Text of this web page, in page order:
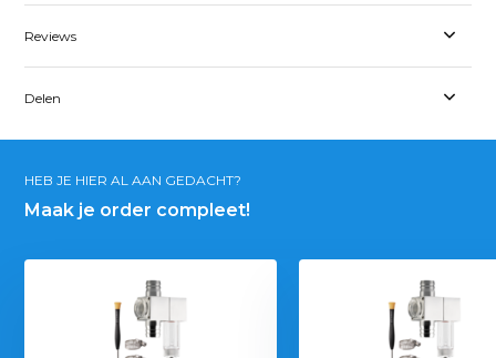
Reviews
Delen
HEB JE HIER AL AAN GEDACHT?
Maak je order compleet!